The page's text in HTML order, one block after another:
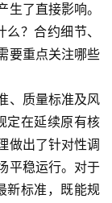
了直接影响。
？合约细节、
要重点关注哪些
、质量标准及风
定在延续原有核
做出了针对性调
平稳运行。对于
新标准，既能规